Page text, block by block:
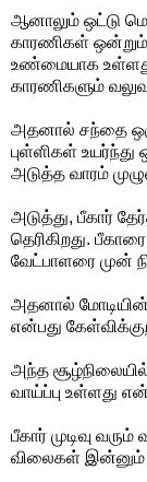
ஆனாலும் ஒட்டு
காரணிகள்
உண்மையாக
காரணிகளும்
அதனால் சந்தை
புள்ளிகள் உயர்ந்து
அடுத்த வாரம்
அடுத்து, பீகார்
தெரிகிறது.
வேட்பாளரை முன்
அதனால் மோடியின்
என்பது
அந்த
வாய்ப்பு உள்ளது
பீகார் முடிவு
விலைகள் இன்னும்